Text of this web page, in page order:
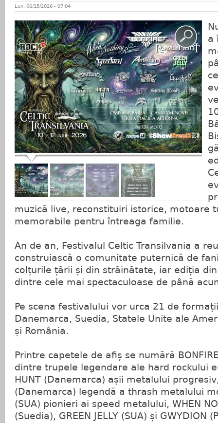
Lun, 06/15/2026 - 07:04
a
muzică live, reconstituiri istorice, motoare
memorabile pentru întreaga familie.
An de an, Festivalul Celtic Transilvania a
construiască o comunitate puternică de
colțurile țării și din străinătate, iar ediția
dintre cele mai spectaculoase de până
Pe scena festivalului vor urca 21 de
Danemarca, Suedia, Statele Unite ale
și România.
Printre capetele de afiș se numără
dintre trupele legendare ale hard rockului
HUNT (Danemarca) așii metalului progresiv,
(Danemarca) legendă a thrash metalului
(SUA) pionieri ai speed metalului, WHEN
(Suedia), GREEN JELLY (SUA) și GWYDION